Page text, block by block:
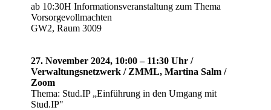
ab 10:30H Informationsveranstaltung zum Thema
Vorsorgevollmachten
GW2, Raum 3009
27. November 2024, 10:00 – 11:30 Uhr /
Verwaltungsnetzwerk / ZMML, Martina Salm /
Zoom
Thema: Stud.IP „Einführung in den Umgang mit
Stud.IP"